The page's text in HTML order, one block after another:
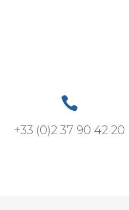

+33 (0)2 37 90 42 20